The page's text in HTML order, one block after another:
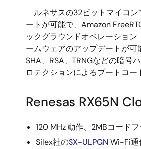
ルネサスの32ビットマイコン
ートが可能で、Amazon
ックグラウンドオペレーショ
ームウェアのアップデートが可
SHA、RSA、TRNGなどの暗号
ロテクションによるブートコー
Renesas RX65N
120 MHz 動作、2MBコード
Silex社のSX-ULPGN Wi-Fi通